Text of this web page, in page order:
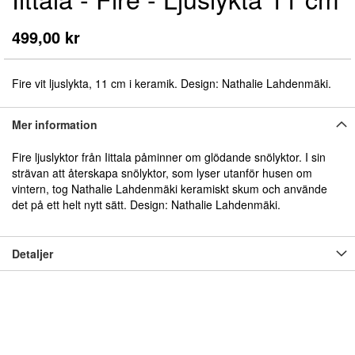
499,00 kr
Fire vit ljuslykta, 11 cm i keramik. Design: Nathalie Lahdenmäki.
till
av
bildgalleriet
Mer information
Fire ljuslyktor från Iittala påminner om glödande snölyktor. I sin
strävan att återskapa snölyktor, som lyser utanför husen om
vintern, tog Nathalie Lahdenmäki keramiskt skum och använde
det på ett helt nytt sätt. Design: Nathalie Lahdenmäki.
Detaljer